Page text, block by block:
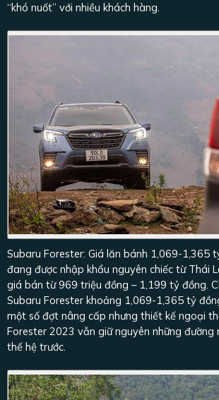
“khó nuốt” với nhiều khách hàng.
Subaru Forester: Giá lăn bánh 1,069-1,365
đang được nhập khẩu nguyên chiếc từ Thái
giá bán từ 969 triệu đồng – 1,199 tỷ đồng.
Subaru Forester khoảng 1,069-1,365 tỷ
một số đợt nâng cấp nhưng thiết kế ngoại
Forester 2023 vẫn giữ nguyên những đường
thế hệ trước.